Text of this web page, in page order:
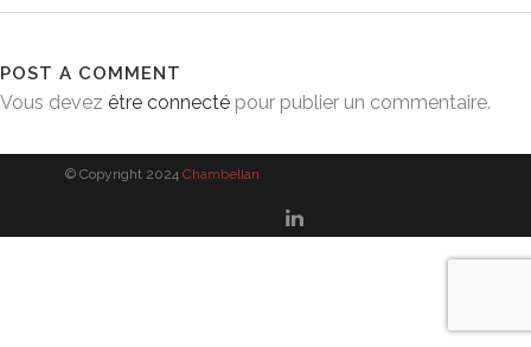
POST A COMMENT
Vous devez être connecté pour publier un commentaire.
© Copyright 2024 Chambellan